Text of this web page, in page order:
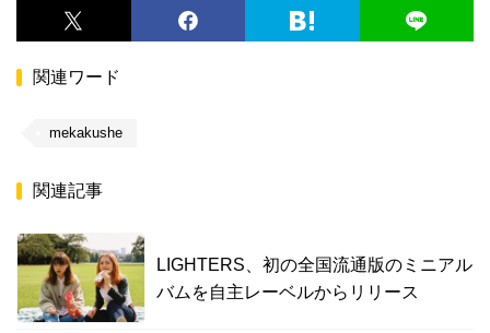
関連ワード
mekakushe
関連記事
LIGHTERS、初の全国流通版のミニアル
バムを自主レーベルからリリース